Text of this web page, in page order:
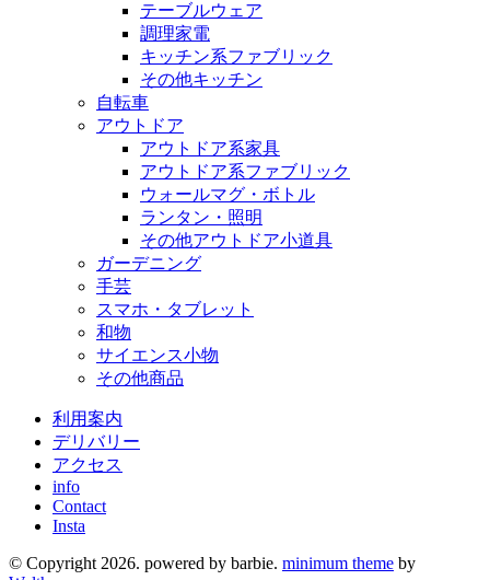
テーブルウェア
調理家電
キッチン系ファブリック
その他キッチン
自転車
アウトドア
アウトドア系家具
アウトドア系ファブリック
ウォールマグ・ボトル
ランタン・照明
その他アウトドア小道具
ガーデニング
手芸
スマホ・タブレット
和物
サイエンス小物
その他商品
利用案内
デリバリー
アクセス
info
Contact
Insta
© Copyright 2026. powered by barbie. minimum theme by